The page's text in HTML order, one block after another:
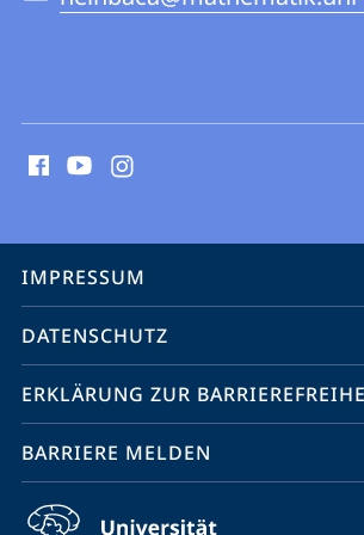
Media
Service-
Navigation
IMPRESSUM
DATENSCHUTZ
ERKLÄRUNG ZUR
BARRIERE MELDEN